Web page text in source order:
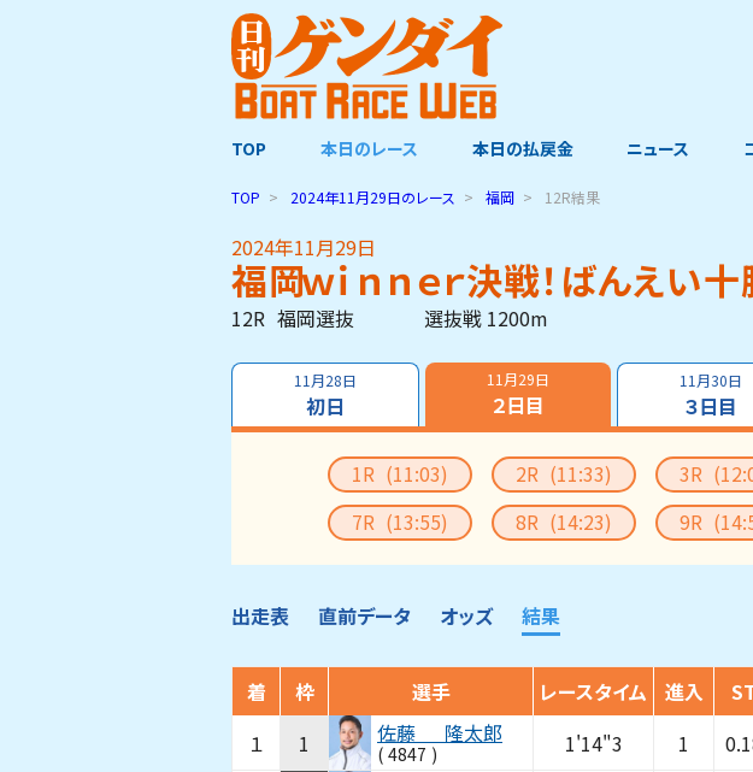
TOP 本日のレース 本日の払戻金 ニュース
TOP 2024年11月29日のレース 福岡 12R結果
2024年11月29日
福岡ｗｉｎｎｅｒ決戦！ばんえい
12R 福岡選抜 選抜戦 1200m
11月28日
初日
11月29日
２日目
11月30日
３日目
1R (11:03) 2R (11:33) 3R
7R (13:55) 8R (14:23) 9R
出走表 直前データ オッズ 結果
着 枠 選手 レースタイム 進入
１
1 佐藤 隆太郎
( 4847 ) 1'14"3 1